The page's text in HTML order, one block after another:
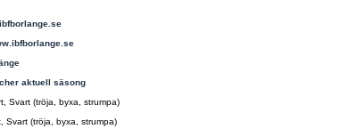
aktuell säsong
Svart (tröja, byxa, strumpa)
Svart (tröja, byxa, strumpa)